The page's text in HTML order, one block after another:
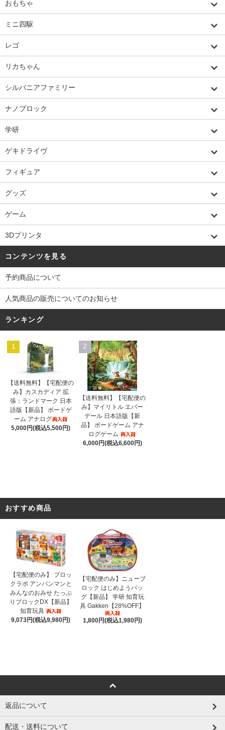
おもちゃ
ミニ四駆
レゴ
リカちゃん
シルバニアファミリー
ナノブロック
学研
ゲキドライヴ
フィギュア
グッズ
ゲーム
3Dプリンタ
コンテンツを見る
予約商品について
人気商品の販売についてのお知らせ
ランキング
1
【送料無料】【宅配便の
み】カスカディア 拡
張：ランドマーク 日本
語版【新品】 ボードゲ
ーム アナログ
5,000円(税込5,500円)
2
【送料無料】【宅配便の
み】マイリトル エバー
デール 日本語版【新
品】 ボードゲーム アナ
ログゲーム
6,000円(税込6,600円)
おすすめ商品
【宅配便のみ】 ブロッ
クラボ アンパンマンと
みんなのおみせ たっぷ
りブロックDX【新品】
知育玩具
9,073円(税込9,980円)
【宅配便のみ】ニューブ
ロック はじめようバッ
グ【新品】 学研 知育玩
具 Gakken【28%OFF】
1,800円(税込1,980円)
返品について
配送・送料について